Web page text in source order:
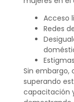
Acceso
Redes
Sin embargo,
superando
capacitación